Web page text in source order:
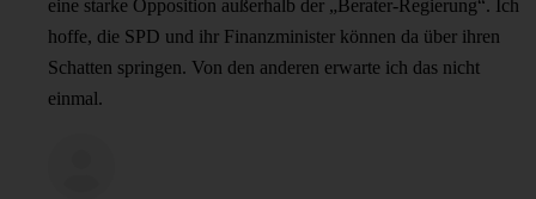
eine starke Opposition außerhalb der „Berater-Regierung“. Ich
hoffe, die SPD und ihr Finanzminister können da über ihren
Schatten springen. Von den anderen erwarte ich das nicht
einmal.